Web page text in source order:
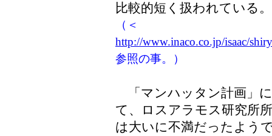
比較的短く扱われている。
（＜
http://www.inaco.co.jp/isaac/
参照の事。）
「マンハッタン計画」
て、ロスアラモス研究所
は大いに不満だったよう